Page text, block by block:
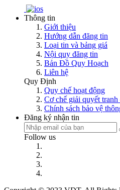
Thông tin
Giới thiệu
Hướng dẫn đăng tin
Loại tin và bảng giá
Nội quy đăng tin
Bản Đồ Quy Hoạch
Liên hệ
Quy Định
Quy chế hoạt động
Cơ chế giải quyết
Chính sách bảo vệ
Đăng ký nhận tin
Follow us